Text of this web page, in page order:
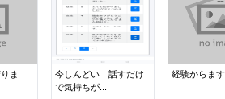
ま
今しんどい｜話すだけ
で気持ちが...
経験からます